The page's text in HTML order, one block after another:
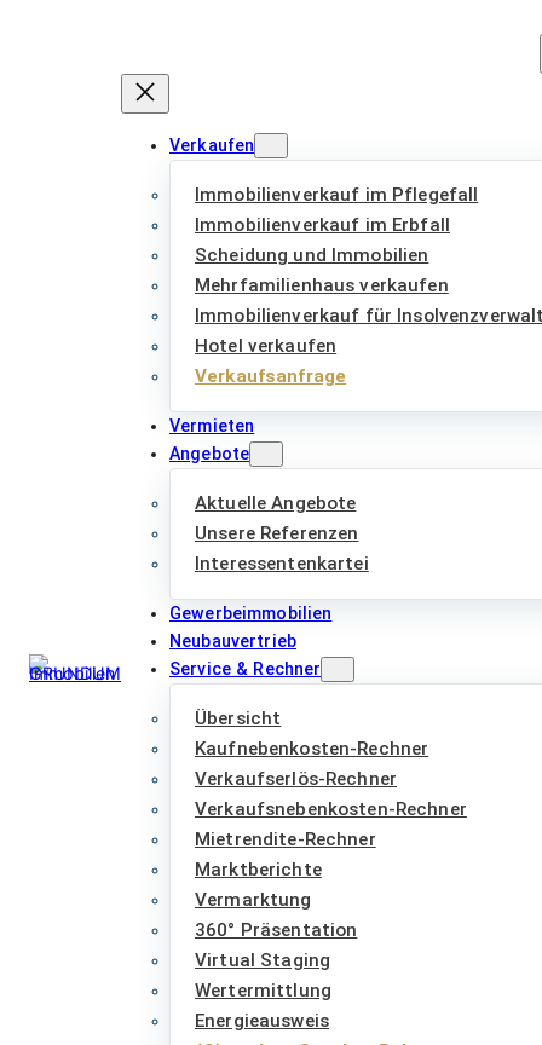
Verkaufen
Immobilienverkauf im Pflegefall
Immobilienverkauf im Erbfall
Scheidung und Immobilien
Mehrfamilienhaus verkaufen
Immobilienverkauf für
Hotel verkaufen
Verkaufsanfrage
Vermieten
Angebote
Aktuelle Angebote
Unsere Referenzen
Interessentenkartei
Gewerbeimmobilien
Neubauvertrieb
Service & Rechner
Übersicht
Kaufnebenkosten-Rechner
Verkaufserlös-Rechner
Verkaufsnebenkosten-Rechner
Mietrendite-Rechner
Marktberichte
Vermarktung
360° Präsentation
Virtual Staging
Wertermittlung
Energieausweis